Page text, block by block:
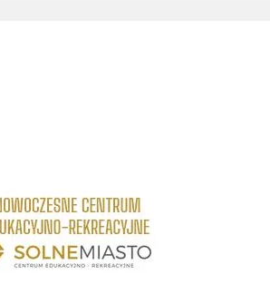
strony Centrum Edukacyjno Rekreacyjne